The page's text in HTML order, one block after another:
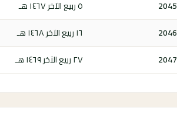
2045 ٥ ربيع الآخر ١٤٦٧ هـ
2046 ١٦ ربيع الآخر ١٤٦٨ هـ
2047 ٢٧ ربيع الآخر ١٤٦٩ هـ